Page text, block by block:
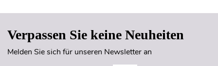
Verpassen Sie keine Neuheiten
Melden Sie sich für unseren Newsletter an